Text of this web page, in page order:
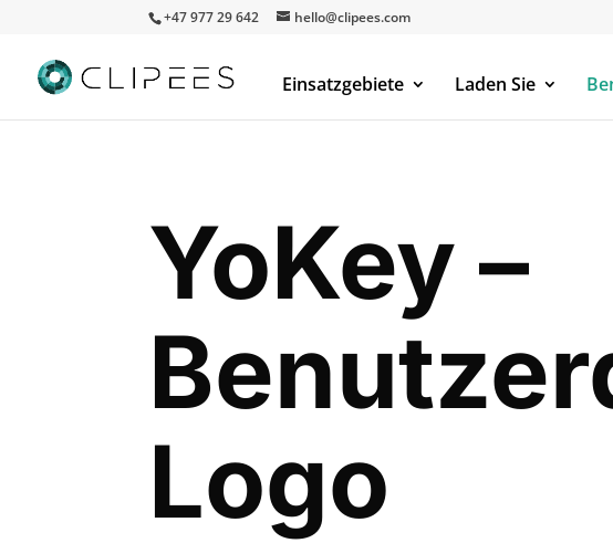
+47 977 29 642 hello@clipees.com
Einsatzgebiete Laden Sie
YoKey –
Logo